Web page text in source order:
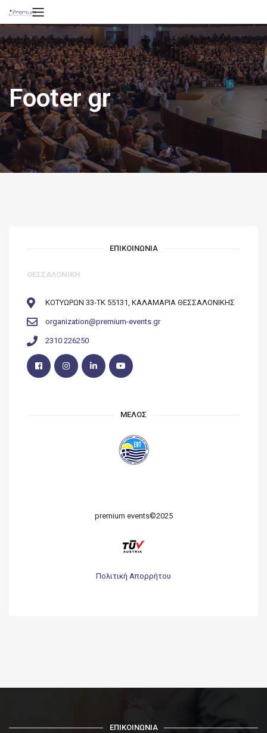
Footer gr
ΕΠΙΚΟΙΝΩΝΙΑ
ΘΕΣΣΑΛΟΝΙΚΗ
ΚΟΤΥΩΡΩΝ 33-ΤΚ 55131, ΚΑΛΑΜΑΡΙΑ ΘΕΣΣΑΛΟΝΙΚΗΣ
organization@premium-events.gr
2310 226250
ΜΕΛΟΣ
premium events©2025
Πολιτική Απορρήτου
ΕΠΙΚΟΙΝΩΝΙΑ